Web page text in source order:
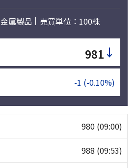
金属製品 売買単位：100株
981 ↓
-1 (-0.10%)
980 (09:00)
988 (09:53)